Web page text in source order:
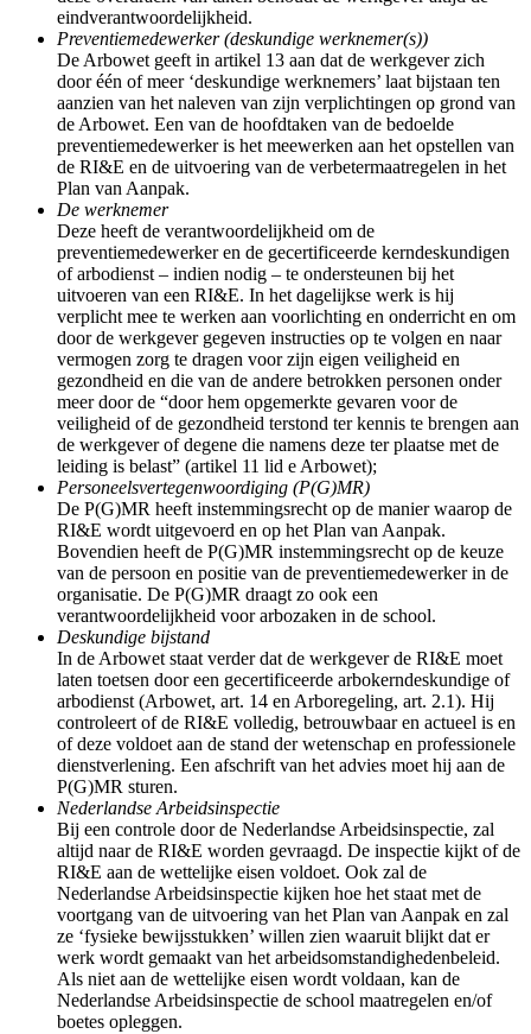
eindverantwoordelijkheid.
Preventiemedewerker (deskundige werknemer(s))
De Arbowet geeft in artikel 13 aan dat de werkgever zich
door één of meer ‘deskundige werknemers’ laat bijstaan ten
aanzien van het naleven van zijn verplichtingen op grond van
de Arbowet. Een van de hoofdtaken van de bedoelde
preventiemedewerker is het meewerken aan het opstellen van
de RI&E en de uitvoering van de verbetermaatregelen in het
Plan van Aanpak.
De werknemer
Deze heeft de verantwoordelijkheid om de
preventiemedewerker en de gecertificeerde kerndeskundigen
of arbodienst – indien nodig – te ondersteunen bij het
uitvoeren van een RI&E. In het dagelijkse werk is hij
verplicht mee te werken aan voorlichting en onderricht en om
door de werkgever gegeven instructies op te volgen en naar
vermogen zorg te dragen voor zijn eigen veiligheid en
gezondheid en die van de andere betrokken personen onder
meer door de “door hem opgemerkte gevaren voor de
veiligheid of de gezondheid terstond ter kennis te brengen aan
de werkgever of degene die namens deze ter plaatse met de
leiding is belast” (artikel 11 lid e Arbowet);
Personeelsvertegenwoordiging (P(G)MR)
De P(G)MR heeft instemmingsrecht op de manier waarop de
RI&E wordt uitgevoerd en op het Plan van Aanpak.
Bovendien heeft de P(G)MR instemmingsrecht op de keuze
van de persoon en positie van de preventiemedewerker in de
organisatie. De P(G)MR draagt zo ook een
verantwoordelijkheid voor arbozaken in de school.
Deskundige bijstand
In de Arbowet staat verder dat de werkgever de RI&E moet
laten toetsen door een gecertificeerde arbokerndeskundige of
arbodienst (Arbowet, art. 14 en Arboregeling, art. 2.1). Hij
controleert of de RI&E volledig, betrouwbaar en actueel is en
of deze voldoet aan de stand der wetenschap en professionele
dienstverlening. Een afschrift van het advies moet hij aan de
P(G)MR sturen.
Nederlandse Arbeidsinspectie
Bij een controle door de Nederlandse Arbeidsinspectie, zal
altijd naar de RI&E worden gevraagd. De inspectie kijkt of de
RI&E aan de wettelijke eisen voldoet. Ook zal de
Nederlandse Arbeidsinspectie kijken hoe het staat met de
voortgang van de uitvoering van het Plan van Aanpak en zal
ze ‘fysieke bewijsstukken’ willen zien waaruit blijkt dat er
werk wordt gemaakt van het arbeidsomstandighedenbeleid.
Als niet aan de wettelijke eisen wordt voldaan, kan de
Nederlandse Arbeidsinspectie de school maatregelen en/of
boetes opleggen.